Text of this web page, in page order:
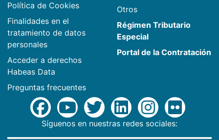
Política de Cookies
Finalidades en el
tratamiento de datos
personales
Acceder a derechos
Habeas Data
Preguntas frecuentes
Otros
Régimen Tributario
Especial
Portal de la Contratación
Síguenos en nuestras redes sociales: